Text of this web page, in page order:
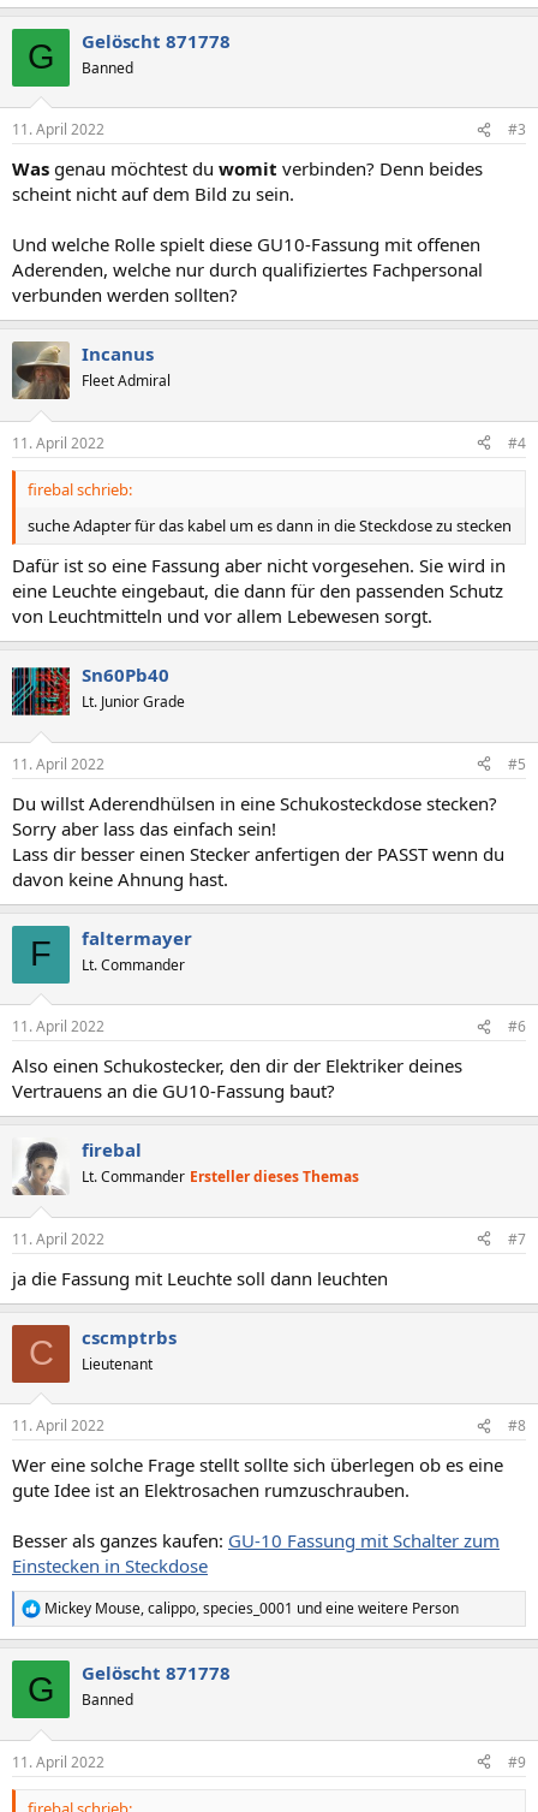
G Gelöscht 871778
Banned
11. April 2022 #3
Was genau möchtest du womit verbinden? Denn beides
scheint nicht auf dem Bild zu sein.
Und welche Rolle spielt diese GU10-Fassung mit offenen
Aderenden, welche nur durch qualifiziertes Fachpersonal
verbunden werden sollten?
Incanus
Fleet Admiral
11. April 2022 #4
firebal schrieb:
suche Adapter für das kabel um es dann in die Steckdose zu stecken
Dafür ist so eine Fassung aber nicht vorgesehen. Sie wird in
eine Leuchte eingebaut, die dann für den passenden Schutz
von Leuchtmitteln und vor allem Lebewesen sorgt.
Sn60Pb40
Lt. Junior Grade
11. April 2022 #5
Du willst Aderendhülsen in eine Schukosteckdose stecken?
Sorry aber lass das einfach sein!
Lass dir besser einen Stecker anfertigen der PASST wenn du
davon keine Ahnung hast.
F faltermayer
Lt. Commander
11. April 2022 #6
Also einen Schukostecker, den dir der Elektriker deines
Vertrauens an die GU10-Fassung baut?
firebal
Lt. Commander Ersteller dieses Themas
11. April 2022 #7
ja die Fassung mit Leuchte soll dann leuchten
C cscmptrbs
Lieutenant
11. April 2022 #8
Wer eine solche Frage stellt sollte sich überlegen ob es eine
gute Idee ist an Elektrosachen rumzuschrauben.
Besser als ganzes kaufen: GU-10 Fassung mit Schalter zum
Einstecken in Steckdose
R
e
e
n
Mickey Mouse,calippo,species_0001 und eine weitere Person
G Gelöscht 871778
Banned
11. April 2022 #9